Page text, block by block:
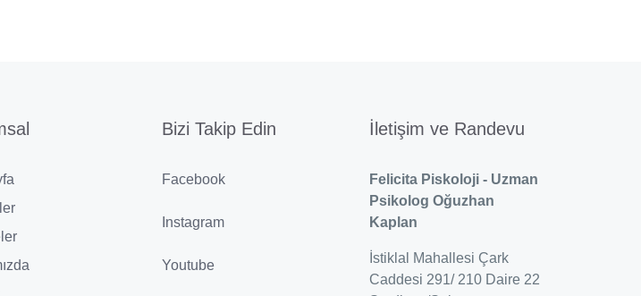
Bizi Takip Edin
Facebook
Instagram
Youtube
İletişim ve Randevu
Felicita Piskoloji - Uzman
Psikolog Oğuzhan
Kaplan
İstiklal Mahallesi Çark
Caddesi 291/ 210 Daire 22